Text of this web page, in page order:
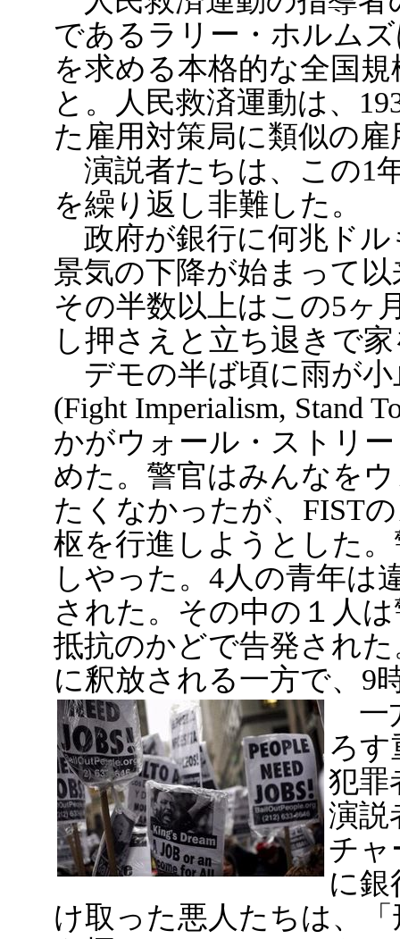
であるラリー・ホルム
を求める本格的な全国
と。人民救済運動は、
た雇用対策局に類似の
演説者たちは、この1
を繰り返し非難した。
政府が銀行に何兆ドル
景気の下降が始まって
その半数以上はこの5ヶ
し押さえと立ち退きで
デモの半ば頃に雨が小
(Fight Imperialism, Stand
かがウォール・ストリ
めた。警官はみんなを
たくなかったが、FIST
枢を行進しようとした
しやった。4人の青年は
された。その中の１人
抵抗のかどで告発され
に釈放される一方で、9
一
ろす
犯罪
演説
チャ
に銀
け取った悪人たちは、